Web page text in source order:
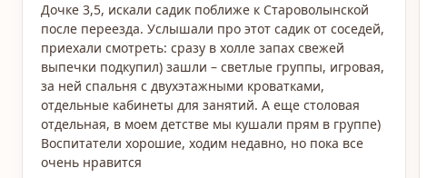
Дочке 3,5, искали садик поближе к Староволынской
после переезда. Услышали про этот садик от соседей,
приехали смотреть: сразу в холле запах свежей
выпечки подкупил) зашли – светлые группы, игровая,
за ней спальня с двухэтажными кроватками,
отдельные кабинеты для занятий. А еще столовая
отдельная, в моем детстве мы кушали прям в группе)
Воспитатели хорошие, ходим недавно, но пока все
очень нравится